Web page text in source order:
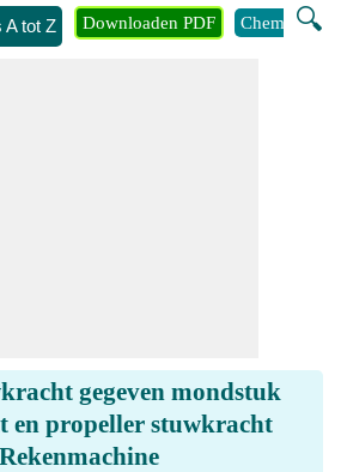
A tot Z 🔍
Downloaden PDF Chemie
gegeven mondstuk
en propeller stuwkracht
Rekenmachine